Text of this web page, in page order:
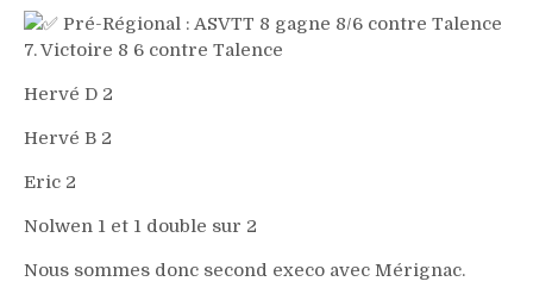
Pré-Régional : ASVTT 8 gagne 8/6 contre Talence
7. Victoire 8 6 contre Talence
Hervé D 2
Hervé B 2
Eric 2
Nolwen 1 et 1 double sur 2
Nous sommes donc second execo avec Mérignac.